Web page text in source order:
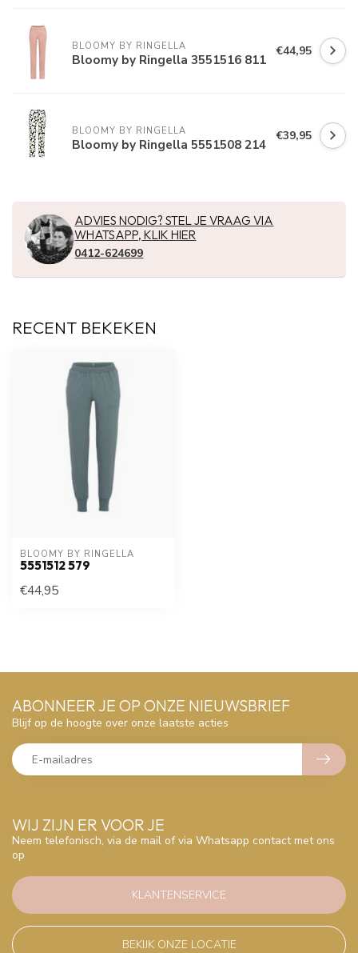
BLOOMY BY RINGELLA
Bloomy by Ringella 3551516 811 €44,95
BLOOMY BY RINGELLA
Bloomy by Ringella 5551508 214 €39,95
ADVIES NODIG? STEL JE VRAAG VIA
WHATSAPP, KLIK HIER
0412-624699
RECENT BEKEKEN
BLOOMY BY RINGELLA
5551512 579
€44,95
WIJ ZIJN ER VOOR JE
Neem telefonisch, via de mail of via Whatsapp contact met ons
op
KLANTENSERVICE
BEKIJK ONZE LOCATIE
ABONNEER JE OP ONZE NIEUWSBRIEF
Blijf op de hoogte over onze laatste acties